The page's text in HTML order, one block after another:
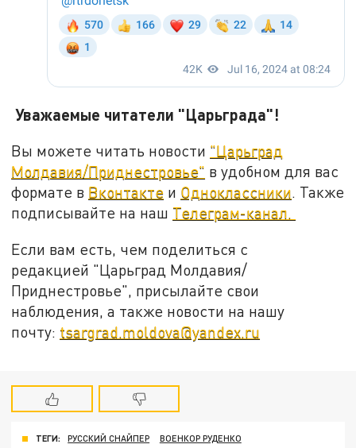
Уважаемые читатели "Царьграда"!
Вы можете читать новости "Царьград
Молдавия/Приднестровье" в удобном для вас
формате в Вконтакте и Одноклассники. Также
подписывайте на наш Телеграм-канал.
Если вам есть, чем поделиться с
редакцией "Царьград Молдавия/
Приднестровье", присылайте свои
наблюдения, а также новости на нашу
почту: tsargrad.moldova@yandex.ru
ТЕГИ: РУССКИЙ СНАЙПЕР ВОЕНКОР РУДЕНКО